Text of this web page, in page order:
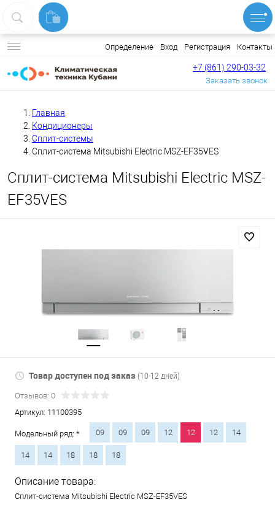
Определение Вход Регистрация Контакты
+7 (861) 290-03-32
Заказать звонок
Главная
Кондиционеры
Сплит-системы
Сплит-система Mitsubishi Electric MSZ-EF35VES
Сплит-система Mitsubishi Electric MSZ-
EF35VES
Товар доступен под заказ (10-12 дней)
Отзывов: 0
Артикул: 11100395
Модельный ряд: * 09 09 09 12 12 12 14
14 14 18 18 18
Описание товара:
Сплит-система Mitsubishi Electric MSZ-EF35VES